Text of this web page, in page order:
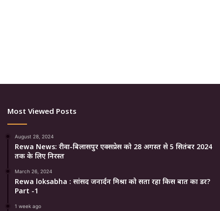
Most Viewed Posts
August 28, 2024
Rewa News: रीवा-बिलासपुर एक्सप्रेस को 28 अगस्त से 5 सितंबर 2024
तक के लिए निरस्त
March 26, 2024
Rewa loksabha : सांसद जनार्दन मिश्रा को सता रहा किस बात का डर?
Part -1
1 week ago